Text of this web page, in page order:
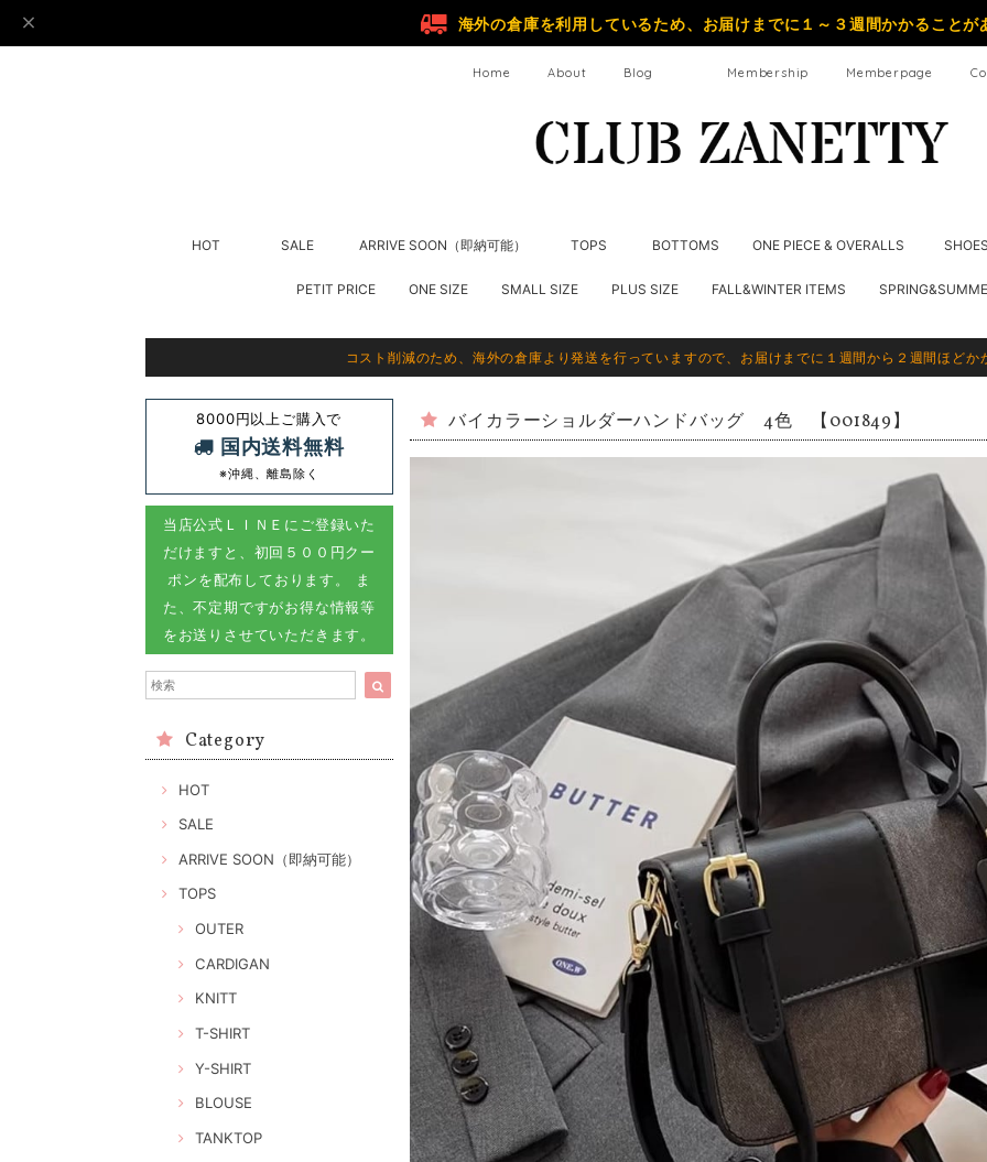
海外の倉庫を利用しているため、お届けまでに１～３週間かかることが
Home About Blog Membership Memberpage
HOT SALE ARRIVE SOON（即納可能） TOPS BOTTOMS ONE PIECE & OVERALLS
PETIT PRICE ONE SIZE SMALL SIZE PLUS SIZE FALL&WINTER ITEMS
コスト削減のため、海外の倉庫より発送を行っていますので、お届けまでに１週間から２週間ほどか
8000円以上ご購入で
国内送料無料
※沖縄、離島除く
当店公式ＬＩＮＥにご登録いた
だけますと、初回５００円クー
ポンを配布しております。 ま
た、不定期ですがお得な情報等
をお送りさせていただきます。
Category
HOT
SALE
ARRIVE SOON（即納可能）
TOPS
OUTER
CARDIGAN
KNITT
T-SHIRT
Y-SHIRT
BLOUSE
TANKTOP
バイカラーショルダーハンドバッグ 4色 【001849】